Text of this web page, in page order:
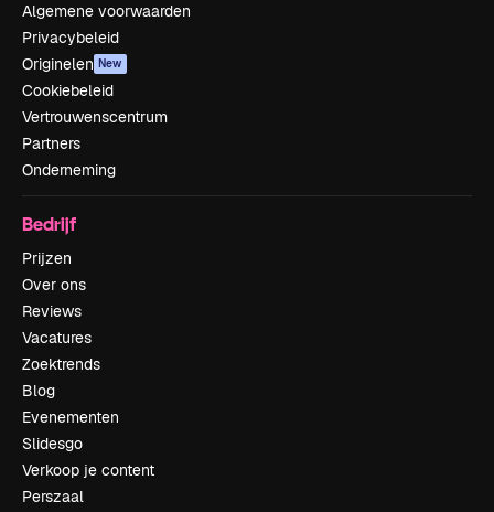
Algemene voorwaarden
Privacybeleid
Originelen New
Cookiebeleid
Vertrouwenscentrum
Partners
Onderneming
Bedrijf
Prijzen
Over ons
Reviews
Vacatures
Zoektrends
Blog
Evenementen
Slidesgo
Verkoop je content
Perszaal